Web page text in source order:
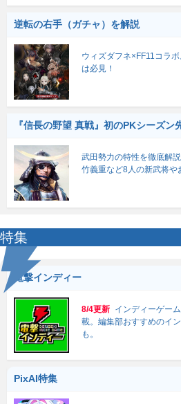
逆転の右手（ガチャ）を解説
ウィズダフネ×FF11コラ
は必見！
『信長の野望 真戦』初のPKシーズン
武田勢力の特性を徹底解
竹義重など8人の新武将や
特集
電撃インディー
8/4更新 インディーゲー
載。編集部おすすめのイ
も。
PixAI特集